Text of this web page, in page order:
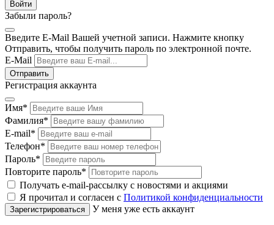
Забыли пароль?
Введите E-Mail Вашей учетной записи. Нажмите кнопку
Отправить, чтобы получить пароль по электронной почте.
E-Mail
Регистрация аккаунта
Имя*
Фамилия*
E-mail*
Телефон*
Пароль*
Повторите пароль*
Получать e-mail-рассылку с новостями и акциями
Я прочитал и согласен с Политикой конфиденциальности
У меня уже есть аккаунт